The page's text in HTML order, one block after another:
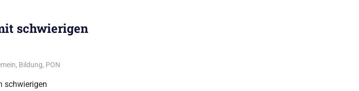
schwierigen
, Bildung, PON
schwierigen